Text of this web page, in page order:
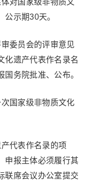
示期30天。
委员会的评审意见
化遗产代表作名录名
务院批准、公布。
国家级非物质文化
代表作名录的项
申报主体必须履行其
联席会议办公室提交